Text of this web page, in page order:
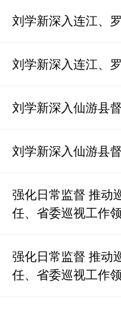
刘学新深入连江、
刘学新深入连江、
刘学新深入仙游县
刘学新深入仙游县
强化日常监督 推动
任、省委巡视工作
强化日常监督 推动
任、省委巡视工作